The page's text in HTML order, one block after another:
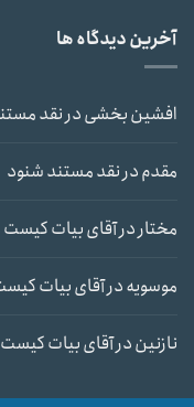
آخرین دیدگاه ها
افشین بخشیدرنقد
مقدمدرنقد مستند شنود
مختاردرآقای بیات کیست
موسویهدرآقای بیات
نازنیندرآقای بیات کیست